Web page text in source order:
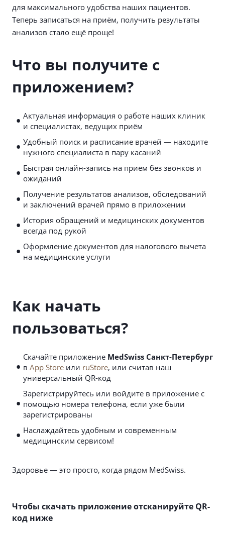
для максимального удобства наших пациентов.
Теперь записаться на приём, получить результаты
анализов стало ещё проще!
Что вы получите с
приложением?
• Актуальная информация о работе наших клиник
и специалистах, ведущих приём
• Удобный поиск и расписание врачей — находите
нужного специалиста в пару касаний
• Быстрая онлайн-запись на приём без звонков и
ожиданий
• Получение результатов анализов, обследований
и заключений врачей прямо в приложении
• История обращений и медицинских документов
всегда под рукой
• Оформление документов для налогового вычета
на медицинские услуги
Как начать
пользоваться?
•
Скачайте приложение MedSwiss Санкт-Петербург
в App Store или ruStore, или считав наш
универсальный QR-код
•
Зарегистрируйтесь или войдите в приложение с
помощью номера телефона, если уже были
зарегистрированы
• Наслаждайтесь удобным и современным
медицинским сервисом!
Здоровье — это просто, когда рядом MedSwiss.
Чтобы скачать приложение отсканируйте QR-
код ниже